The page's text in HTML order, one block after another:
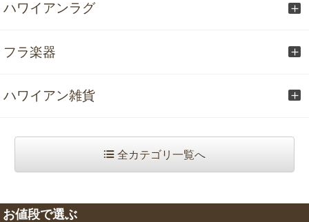
ハワイアンラグ
フラ楽器
ハワイアン雑貨
全カテゴリ一覧へ
お値段で選ぶ